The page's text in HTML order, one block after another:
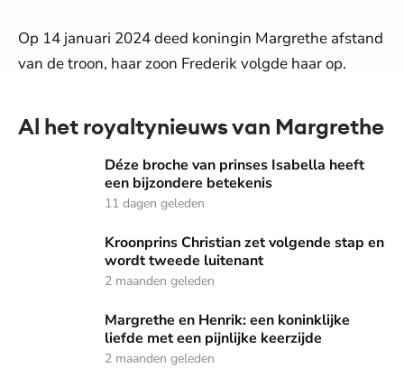
Op 14 januari 2024 deed koningin Margrethe afstand
van de troon, haar zoon Frederik volgde haar op.
Al het royaltynieuws van Margrethe
Déze broche van prinses Isabella heeft een bijzondere
Déze broche van prinses Isabella heeft
een bijzondere betekenis
11 dagen geleden
Kroonprins Christian zet volgende stap en wordt tweede
Kroonprins Christian zet volgende stap en
wordt tweede luitenant
2 maanden geleden
Margrethe en Henrik: een koninklijke liefde met een
Margrethe en Henrik: een koninklijke
liefde met een pijnlijke keerzijde
2 maanden geleden